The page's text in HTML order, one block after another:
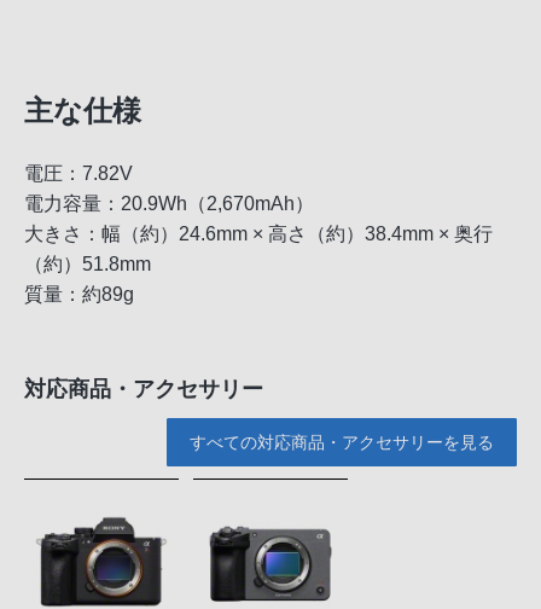
主な仕様
電圧：7.82V
電力容量：20.9Wh（2,670mAh）
大きさ：幅（約）24.6mm × 高さ（約）38.4mm × 奥行
（約）51.8mm
質量：約89g
対応商品・アクセサリー
すべての対応商品・アクセサリーを見る